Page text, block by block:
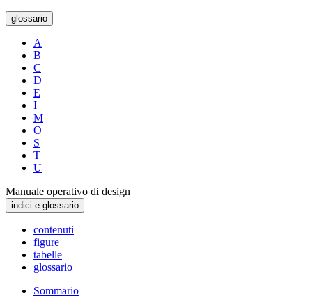
glossario
A
B
C
D
E
I
M
O
S
T
U
Manuale operativo di design
indici e glossario
contenuti
figure
tabelle
glossario
Sommario